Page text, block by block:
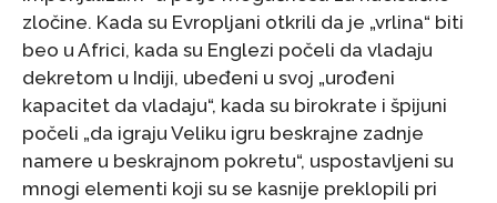
zločine. Kada su Evropljani otkrili da je „vrlina“ biti
beo u Africi, kada su Englezi počeli da vladaju
dekretom u Indiji, ubeđeni u svoj „urođeni
kapacitet da vladaju“, kada su birokrate i špijuni
počeli „da igraju Veliku igru beskrajne zadnje
namere u beskrajnom pokretu“, uspostavljeni su
mnogi elementi koji su se kasnije preklopili pri